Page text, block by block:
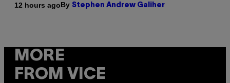
12 hours agoBy Stephen Andrew Galiher
MORE
FROM VICE